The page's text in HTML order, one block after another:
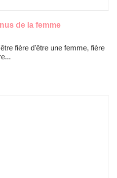
de la femme
fière d'être une femme, fière